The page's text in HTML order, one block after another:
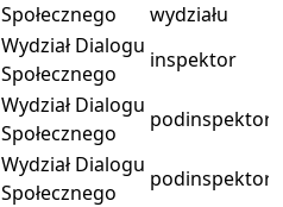
Społecznego
wydziału
Wydział Dialogu
Społecznego
inspektor
Wydział Dialogu
Społecznego
podinspektor
Wydział Dialogu
Społecznego
podinspektor